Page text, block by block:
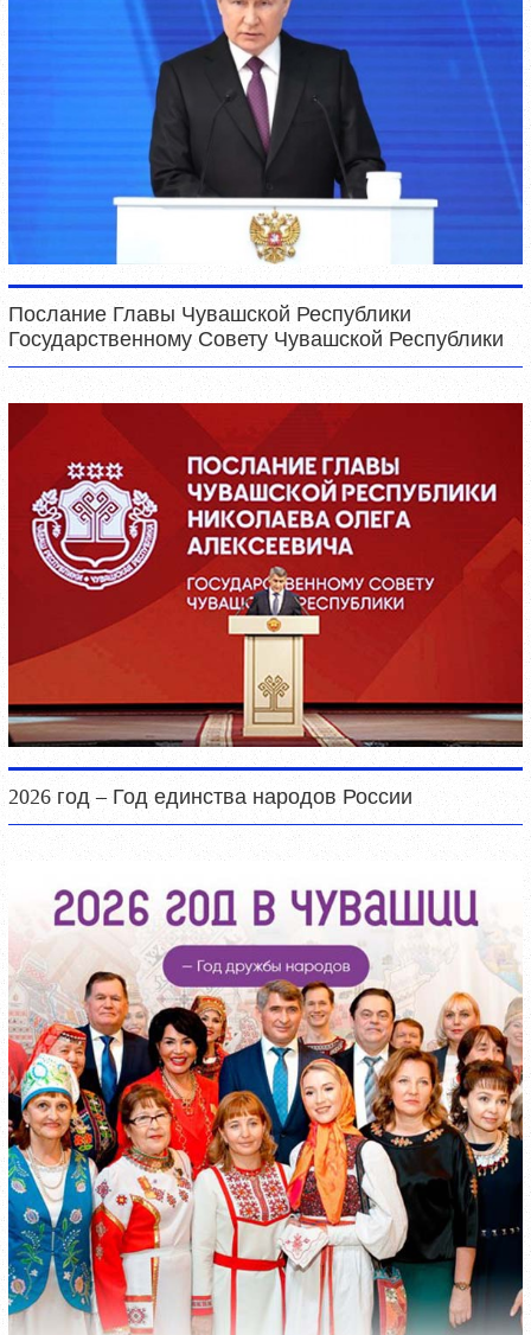
Послание Главы Чувашской Республики
Государственному Совету Чувашской Республики
2026 год – Год единства народов России